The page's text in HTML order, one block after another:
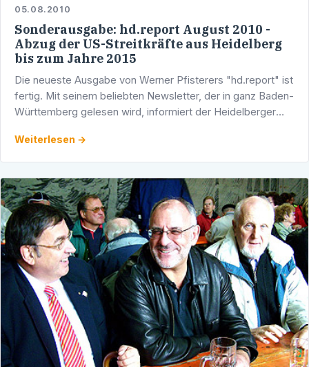
05.08.2010
Sonderausgabe: hd.report August 2010 -
Abzug der US-Streitkräfte aus Heidelberg
bis zum Jahre 2015
Die neueste Ausgabe von Werner Pfisterers "hd.report" ist
fertig. Mit seinem beliebten Newsletter, der in ganz Baden-
Württemberg gelesen wird, informiert der Heidelberger
Weiterlesen →